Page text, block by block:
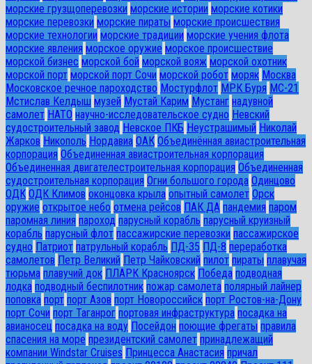
морские грузщоперевозки морские истории морские котики
морские перевозки морские пираты морские происшествия
морские технологии морские традиции морские учения флота
морские явления морское оружие морское происшествие
морской бизнес морской бой морской вояж морской охотник
морской порт морской порт Сочи морской робот моряк Москва
Московское речное пароходство Мостурфлот МРК Буря МС-21
Мстислав Келдыш музей Мустай Карим Мустанг надувной
самолет НАТО научно-исследовательское судно Невский
судостроительный завод Невское ПКБ Неустрашимый Николай
Жарков Никополь Нордавиа ОАК Объединённая авиастроительная
корпорация Объединенная авиастроительная корпорация
Объединенная двигателестроительная корпорация Объединенная
судостроительная корпорация Огни большого города Одинцово
ОДК ОДК Климов оконцовка крыла опытный самолет Орск
оружие открытое небо отмена рейсов ПАК ДА пандемия паром
паромная линия пароход парусный корабль парусный круизный
корабль парусный флот пассажирские перевозки пассажирское
судно Патриот патрульный корабль ПД-35 ПД-8 переработка
самолетов Петр Великий Петр Чайковский пилот пираты плавучая
тюрьма плавучий док ПЛАРК Красноярск Победа подводная
лодка подводный беспилотник пожар самолета полярный лайнер
поповка порт порт Азов порт Новороссийск порт Ростов-на-Дону
порт Сочи порт Таганрог портовая инфраструктура посадка на
авианосец посадка на воду Посейдон поющие фрегаты правила
спасения на море президентский самолет принадлежащий
компании Windstar Cruises Принцесса Анастасия причал